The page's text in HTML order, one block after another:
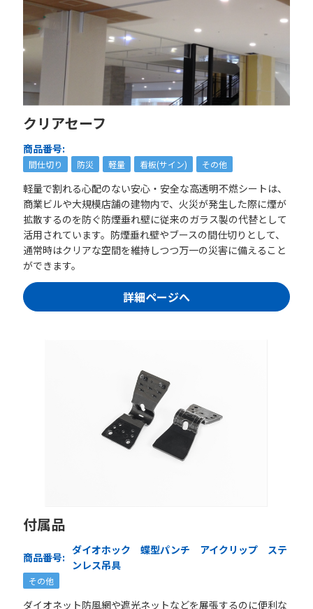
クリアセーフ
商品番号:
間仕切り 防災 軽量 看板(サイン) その他
軽量で割れる心配のない安心・安全な高透明不燃シートは、
商業ビルや大規模店舗の建物内で、火災が発生した際に煙が
拡散するのを防ぐ防煙垂れ壁に従来のガラス製の代替として
活用されています。防煙垂れ壁やブースの間仕切りとして、
通常時はクリアな空間を維持しつつ万一の災害に備えること
ができます。
詳細ページへ
付属品
商品番号:
ダイオホック 蝶型パンチ アイクリップ ステ
ンレス吊具
その他
ダイオネット防風網や遮光ネットなどを展張するのに便利な